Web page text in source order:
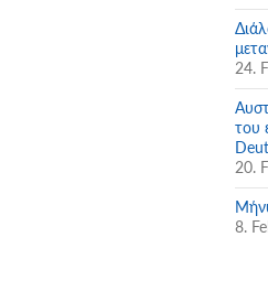
24.
του
20.
8.